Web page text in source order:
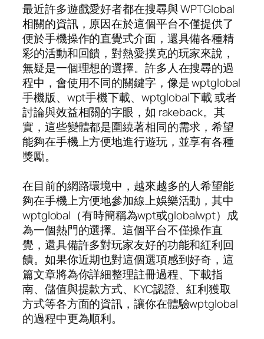
最近許多遊戲愛好者都在搜尋與 WPTGlobal
相關的資訊，原因在於這個平台不僅提供了
便於手機操作的直覺式介面，還具備各種精
彩的活動和回饋，對熱愛撲克的玩家來說，
無疑是一個理想的選擇。許多人在搜尋的過
程中，會使用不同的關鍵字，像是 wptglobal
手機版、wpt手機下載、wptglobal下載 或者
討論與效益相關的字眼，如 rakeback。其
實，這些變體都是圍繞著相同的需求，希望
能夠在手機上方便地進行遊玩，並享有各種
獎勵。
在目前的網路環境中，越來越多的人希望能
夠在手機上方便地參加線上娛樂活動，其中
wptglobal（有時簡稱為wpt或globalwpt）成
為一個熱門的選擇。這個平台不僅操作直
覺，還具備許多對玩家友好的功能和紅利回
饋。如果你近期也對這個選項感到好奇，這
篇文章將為你詳細整理註冊過程、下載指
南、儲值與提款方式、KYC認證、紅利獲取
方式等各方面的資訊，讓你在體驗wptglobal
的過程中更為順利。